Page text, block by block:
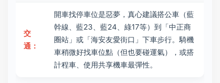
交
通：
開車找停車位是惡夢，真心建議搭公車（藍
幹線、藍23、藍24、綠17等）到「中正商
圈站」或「海安友愛街口」下車步行。騎機
車稍微好找車位點（但也要碰運氣），或搭
計程車、使用共享機車最彈性。